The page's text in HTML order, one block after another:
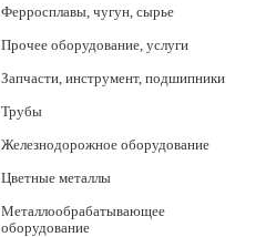
Ферросплавы, чугун, сырье
Прочее оборудование, услуги
Запчасти, инструмент, подшипники
Трубы
Железнодорожное оборудование
Цветные металлы
Металлообрабатывающее
оборудование